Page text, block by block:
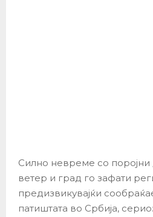
Силно невреме со
ветер и град го зафати
предизвикувајќи
патиштата во Србија,